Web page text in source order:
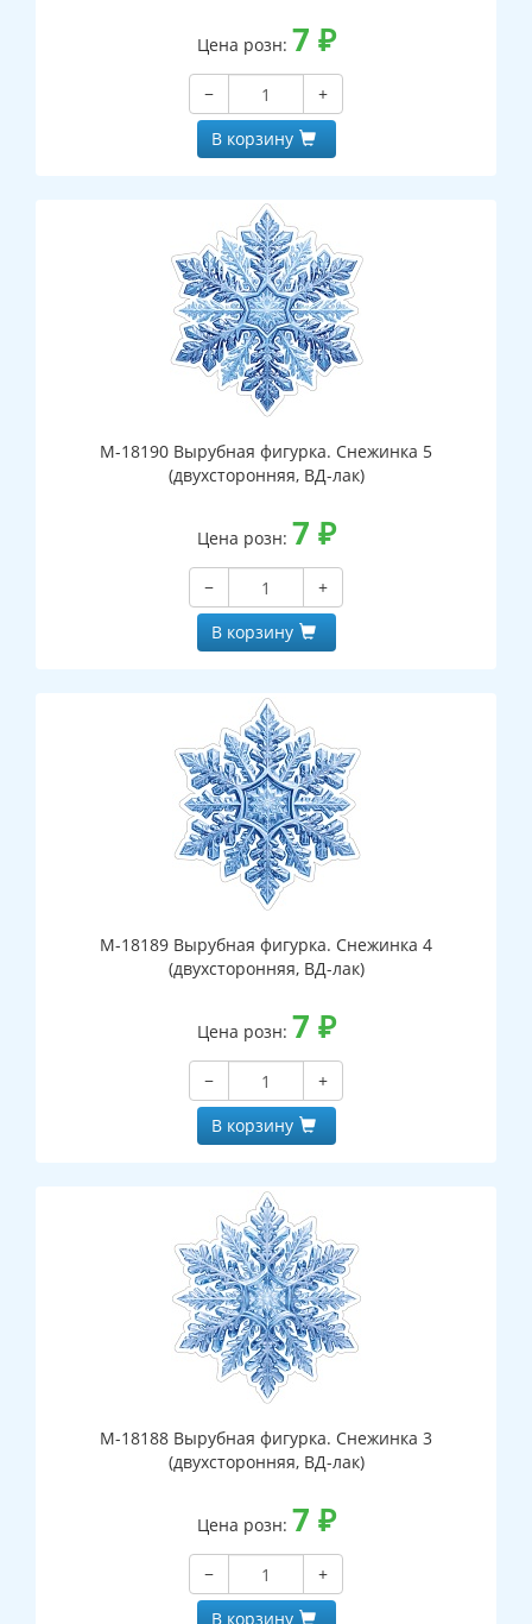
Цена розн: 7 ₽
−
+
В корзину
М-18190 Вырубная фигурка. Снежинка 5
(двухсторонняя, ВД-лак)
Цена розн: 7 ₽
−
+
В корзину
М-18189 Вырубная фигурка. Снежинка 4
(двухсторонняя, ВД-лак)
Цена розн: 7 ₽
−
+
В корзину
М-18188 Вырубная фигурка. Снежинка 3
(двухсторонняя, ВД-лак)
Цена розн: 7 ₽
−
+
В корзину